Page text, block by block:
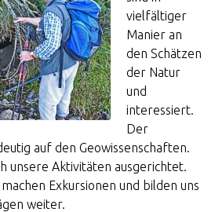
vielfältiger
Manier an
den Schätzen
der Natur
und
interessiert.
Der
auf den Geowissenschaften.
unsere Aktivitäten ausgerichtet.
Exkursionen und bilden uns
weiter.